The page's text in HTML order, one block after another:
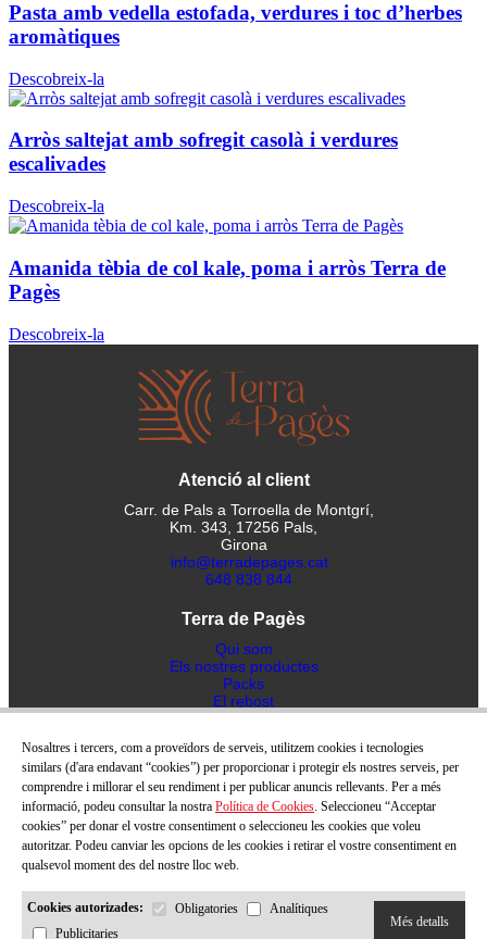
Pasta amb vedella estofada, verdures i toc d’herbes
aromàtiques
Descobreix-la
Arròs saltejat amb sofregit casolà i verdures
escalivades
Descobreix-la
Amanida tèbia de col kale, poma i arròs Terra de
Pagès
Descobreix-la
Atenció al client
Carr. de Pals a Torroella de Montgrí,
Km. 343, 17256 Pals,
Girona
info@terradepages.cat
648 838 844
Terra de Pagès
Qui som
Els nostres productes
Packs
El rebost
Blog
Contacte
Ajuda
Politica de privacitat
Avís Legal
Termes i condicions de venta
Política de cookies
Política d'enviaments
Nosaltres i tercers, com a proveïdors de serveis, utilitzem cookies i tecnologies
similars (d'ara endavant “cookies”) per proporcionar i protegir els nostres serveis, per
comprendre i millorar el seu rendiment i per publicar anuncis rellevants. Per a més
informació, podeu consultar la nostra Política de Cookies. Seleccioneu “Acceptar
cookies” per donar el vostre consentiment o seleccioneu les cookies que voleu
autoritzar. Podeu canviar les opcions de les cookies i retirar el vostre consentiment en
qualsevol moment des del nostre lloc web.
Cookies autorizades: Obligatories
Analítiques
Publicitaries
Més detalls